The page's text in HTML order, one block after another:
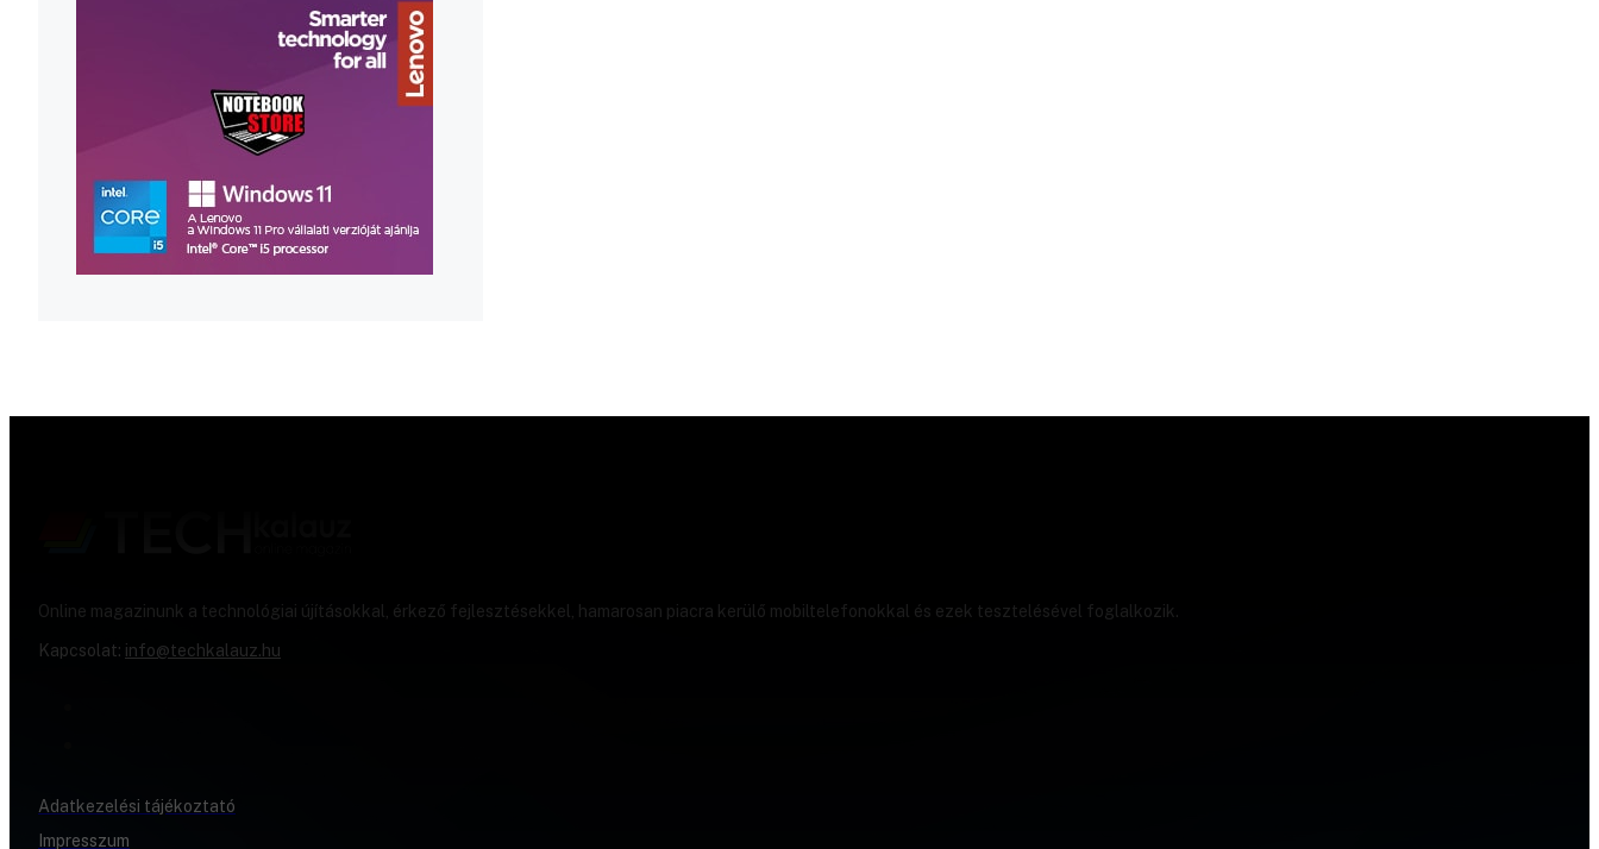
Online magazinunk a technológiai újításokkal, érkező fejlesztésekkel, hamarosan piacra kerülő mobiltelefonokkal és ezek tesztelésével foglalkozik.
Kapcsolat: info@techkalauz.hu
Adatkezelési tájékoztató
Impresszum